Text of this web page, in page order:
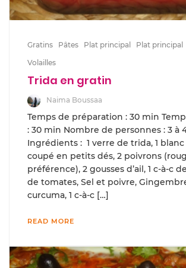
Gratins Pâtes Plat principal Plat principal
Volailles
Trida en gratin
Naima Boussaa
Temps de préparation : 30 min
: 30 min Nombre de personnes : 3 à
Ingrédients : 1 verre de trida, 1
coupé en petits dés, 2 poivrons
préférence), 2 gousses d’ail, 1 c-à-c
de tomates, Sel et poivre,
curcuma, 1 c-à-c […]
READ MORE